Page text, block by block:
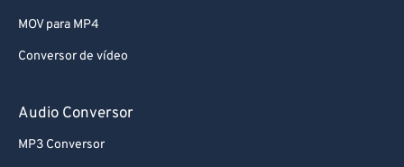
MOV para MP4
Conversor de vídeo
Audio Conversor
MP3 Conversor